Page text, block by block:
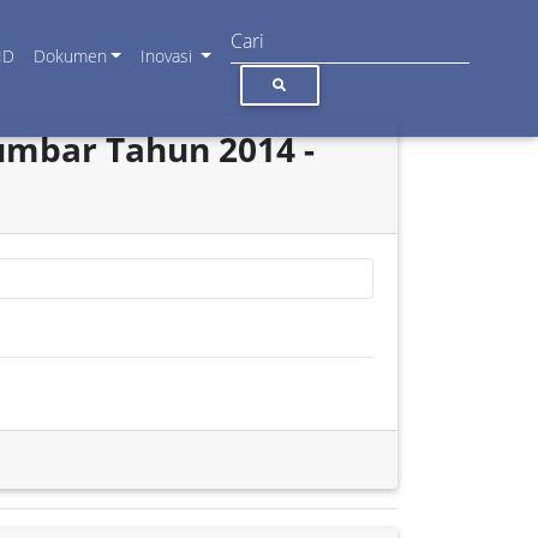
Dokumen Inovasi
Tahun 2014 -